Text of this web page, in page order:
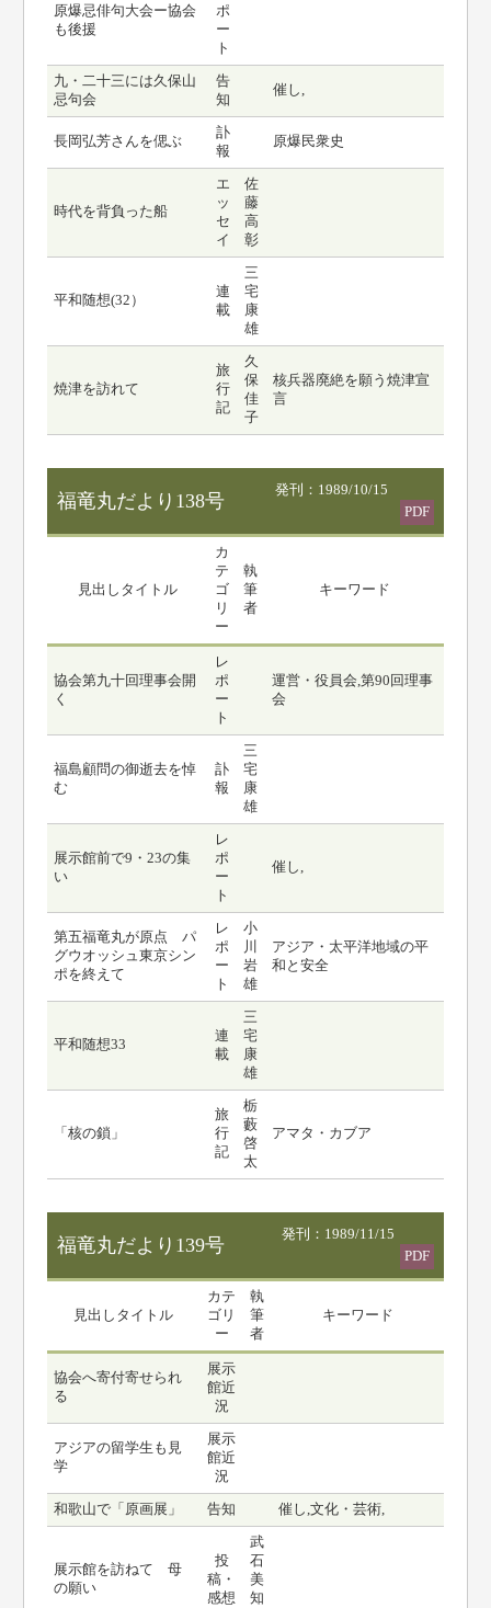
原爆忌俳句大会ー協会
も後援
ポ
ー
ト
九・二十三には久保山
忌句会
告
知
催し,
長岡弘芳さんを偲ぶ
訃
報
原爆民衆史
時代を背負った船
エ
ッ
セ
イ
佐
藤
高
彰
平和随想(32）
連
載
三
宅
康
雄
焼津を訪れて
旅
行
記
久
保
佳
子
核兵器廃絶を願う焼津宣
言
福竜丸だより138号
発刊：1989/10/15
PDF
見出しタイトル
カ
テ
ゴ
リ
ー
執
筆
者
キーワード
協会第九十回理事会開
く
レ
ポ
ー
ト
運営・役員会,第90回理事
会
福島顧問の御逝去を悼
む
訃
報
三
宅
康
雄
展示館前で9・23の集
い
レ
ポ
ー
ト
催し,
第五福竜丸が原点 パ
グウオッシュ東京シン
ポを終えて
レ
ポ
ー
ト
小
川
岩
雄
アジア・太平洋地域の平
和と安全
平和随想33
連
載
三
宅
康
雄
「核の鎖」
旅
行
記
栃
藪
啓
太
アマタ・カブア
福竜丸だより139号
発刊：1989/11/15
PDF
見出しタイトル
カテ
ゴリ
ー
執
筆
者
キーワード
協会へ寄付寄せられ
る
展示
館近
況
アジアの留学生も見
学
展示
館近
況
和歌山で「原画展」 告知 催し,文化・芸術,
展示館を訪ねて 母
の願い
投
稿・
感想
武
石
美
知